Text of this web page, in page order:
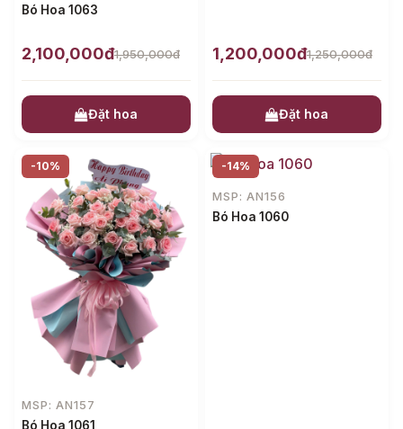
Bó Hoa 1063
2,100,000đ1,950,000đ
Đặt hoa
1,200,000đ1,250,000đ
Đặt hoa
-10%
MSP: AN157
Bó Hoa 1061
-14%
MSP: AN156
Bó Hoa 1060